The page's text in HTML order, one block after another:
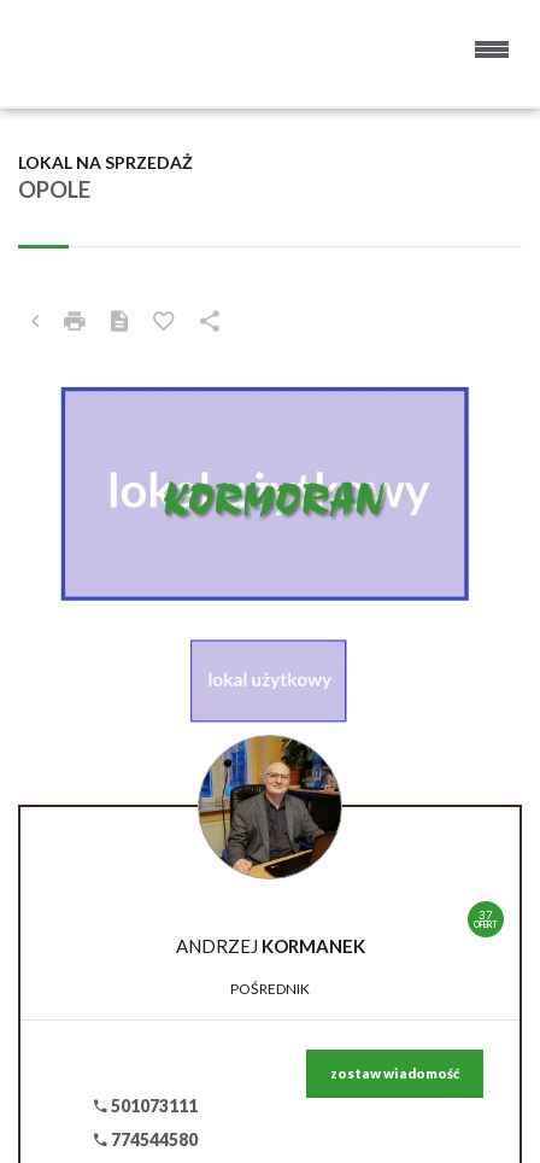
OPOLE
LOKAL NA SPRZEDAŻ
37
OFERT
ANDRZEJ KORMANEK
POŚREDNIK
501073111
774544580
zostaw wiadomość